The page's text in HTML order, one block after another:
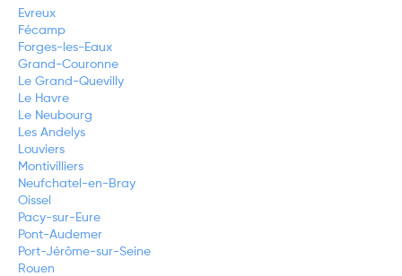
Evreux
Fécamp
Forges-les-Eaux
Grand-Couronne
Le Grand-Quevilly
Le Havre
Le Neubourg
Les Andelys
Louviers
Montivilliers
Neufchatel-en-Bray
Oissel
Pacy-sur-Eure
Pont-Audemer
Port-Jérôme-sur-Seine
Rouen